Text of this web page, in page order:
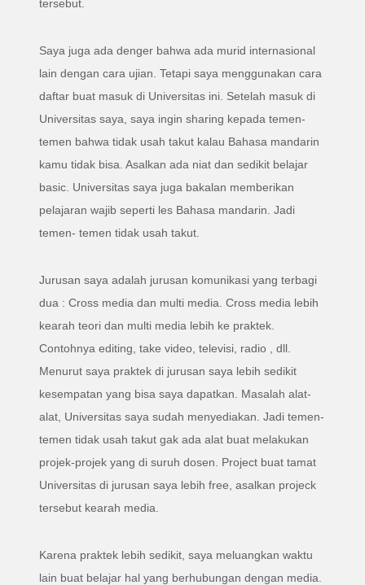
tersebut.
Saya juga ada denger bahwa ada murid internasional
lain dengan cara ujian. Tetapi saya menggunakan cara
daftar buat masuk di Universitas ini. Setelah masuk di
Universitas saya, saya ingin sharing kepada temen-
temen bahwa tidak usah takut kalau Bahasa mandarin
kamu tidak bisa. Asalkan ada niat dan sedikit belajar
basic. Universitas saya juga bakalan memberikan
pelajaran wajib seperti les Bahasa mandarin. Jadi
temen- temen tidak usah takut.
Jurusan saya adalah jurusan komunikasi yang terbagi
dua : Cross media dan multi media. Cross media lebih
kearah teori dan multi media lebih ke praktek.
Contohnya editing, take video, televisi, radio , dll.
Menurut saya praktek di jurusan saya lebih sedikit
kesempatan yang bisa saya dapatkan. Masalah alat-
alat, Universitas saya sudah menyediakan. Jadi temen-
temen tidak usah takut gak ada alat buat melakukan
projek-projek yang di suruh dosen. Project buat tamat
Universitas di jurusan saya lebih free, asalkan projeck
tersebut kearah media.
Karena praktek lebih sedikit, saya meluangkan waktu
lain buat belajar hal yang berhubungan dengan media.